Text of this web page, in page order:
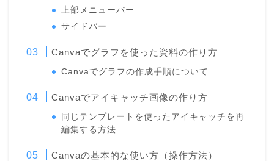
上部メニューバー
サイドバー
Canvaでグラフを使った資料の作り方
Canvaでグラフの作成手順について
Canvaでアイキャッチ画像の作り方
同じテンプレートを使ったアイキャッチを再
編集する方法
Canvaの基本的な使い方（操作方法）